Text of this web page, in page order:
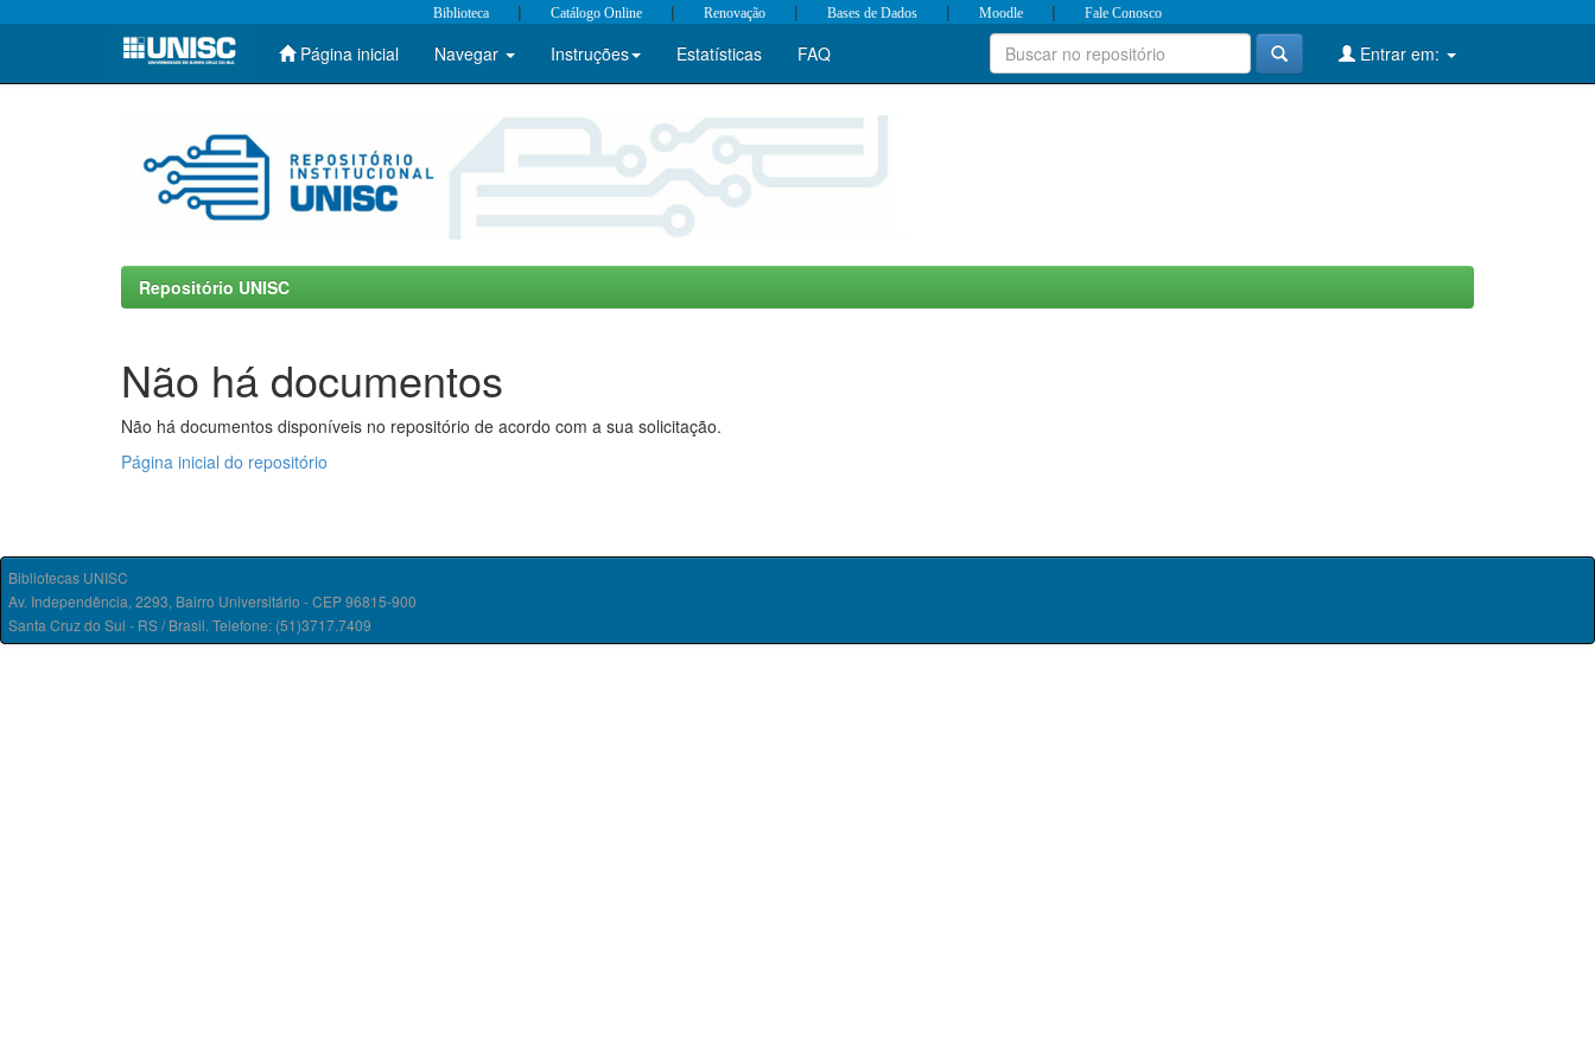
Skip
Biblioteca | Catálogo Online | Renovação | Bases de Dados | Moodle | Fale Conosco
Página inicial Navegar Instruções Estatísticas FAQ Entrar em:
Repositório UNISC
Não há documentos
Não há documentos disponíveis no repositório de acordo com a sua solicitação.
Página inicial do repositório
Bibliotecas UNISC
Av. Independência, 2293, Bairro Universitário - CEP 96815-900
Santa Cruz do Sul - RS / Brasil. Telefone: (51)3717.7409